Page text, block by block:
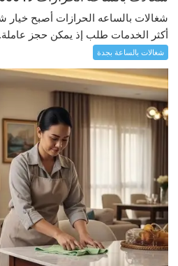
شغالات بالساعه الحرازات أصبح خيار
أكثر الخدمات طلب إذ يمكن حجز
شغالات بالساعة بجدة